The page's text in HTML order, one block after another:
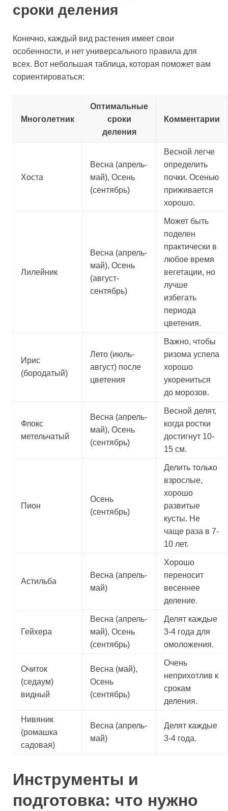
сроки деления
Конечно, каждый вид растения имеет свои
особенности, и нет универсального правила для
всех. Вот небольшая таблица, которая поможет вам
сориентироваться:
Многолетник
Оптимальные
сроки
деления
Комментарии
Хоста
Весна (апрель-
май), Осень
(сентябрь)
Весной легче
определить
почки. Осенью
приживается
хорошо.
Лилейник
Весна (апрель-
май), Осень
(август-
сентябрь)
Может быть
поделен
практически в
любое время
вегетации, но
лучше
избегать
периода
цветения.
Ирис
(бородатый)
Лето (июль-
август) после
цветения
Важно, чтобы
ризома успела
хорошо
укорениться
до морозов.
Флокс
метельчатый
Весна (апрель-
май), Осень
(сентябрь)
Весной делят,
когда ростки
достигнут 10-
15 см.
Пион
Осень
(сентябрь)
Делить только
взрослые,
хорошо
развитые
кусты. Не
чаще раза в 7-
10 лет.
Астильба
Весна (апрель-
май)
Хорошо
переносит
весеннее
деление.
Гейхера
Весна (апрель-
май), Осень
(сентябрь)
Делят каждые
3-4 года для
омоложения.
Очиток
(седаум)
видный
Весна (май),
Осень
(сентябрь)
Очень
неприхотлив к
срокам
деления.
Нивяник
(ромашка
садовая)
Весна (апрель-
май)
Делят каждые
3-4 года.
Инструменты и
подготовка: что нужно